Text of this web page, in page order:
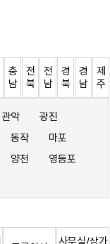
충
남
전
북
전
남
경
북
경
남
제
주
관악
광진
동작
마포
양천
영등포
사무실/상가